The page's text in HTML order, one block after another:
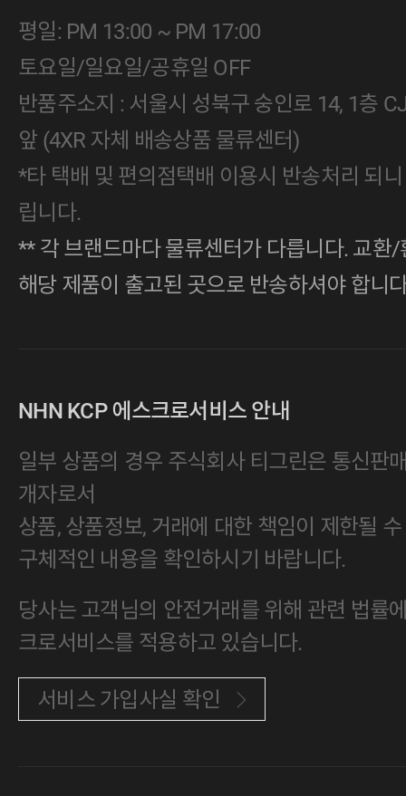
평일: PM 13:00 ~ PM 17:00
토요일/일요일/공휴일 OFF
반품주소지 : 서울시 성북구 숭인로 14, 1층
앞 (4XR 자체 배송상품 물류센터)
*타 택배 및 편의점택배 이용시 반송처리 되
립니다.
** 각 브랜드마다 물류센터가 다릅니다. 교환
해당 제품이 출고된 곳으로 반송하셔야 합니
NHN KCP 에스크로서비스 안내
일부 상품의 경우 주식회사 티그린은 통신판
개자로서
상품, 상품정보, 거래에 대한 책임이 제한될
구체적인 내용을 확인하시기 바랍니다.
당사는 고객님의 안전거래를 위해 관련 법률
크로서비스를 적용하고 있습니다.
서비스 가입사실 확인